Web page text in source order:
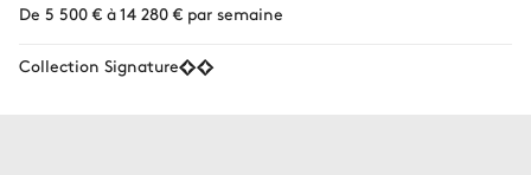
De 5 500 € à 14 280 € par semaine
Collection Signature